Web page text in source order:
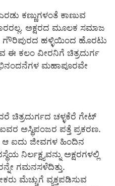
ಕಣ್ಣುಗಳಂತೆ ಕಾಣುವ
ಅಕ್ಷರದ ಮೂಲಕ ಸಮಾಜ
ಗೌರಿಪುರದ ಹಳ್ಳಿಯಿಂದ ಹೊರಟು
ಈ ಕಲಂ ವೀರನಿಗೆ ಚಿತ್ರದುರ್ಗ
ಮಹಾಪೂರವೇ
ಚಿತ್ರದುರ್ಗದ ಚಳ್ಳಕೆರೆ ಗೇಟ್
ಅಸ್ಥಿಪಂಜರ ಪತ್ತೆ ಪ್ರಕರಣ.
ಐದು ಜೀವಗಳ ಹಿಂದಿನ
ನಿರ್ಲಕ್ಷ್ಯವನ್ನು ಅಕ್ಷರಗಳಲ್ಲಿ
ಗಮನಸಳೆದಿತ್ತು.
ಮೆಚ್ಚುಗೆ ವ್ಯಕ್ತಪಡಿಸುವ